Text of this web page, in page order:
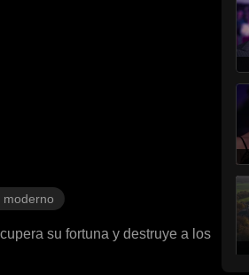
moderno
su fortuna y destruye a los